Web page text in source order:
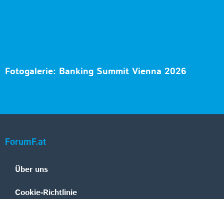
Fotogalerie: Banking Summit Vienna 2026
ForumF.at
Über uns
Cookie-Richtlinie